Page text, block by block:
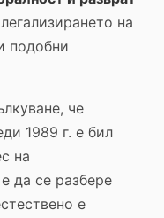
на
подобни
че
1989 г. е бил
на
да се разбере
е